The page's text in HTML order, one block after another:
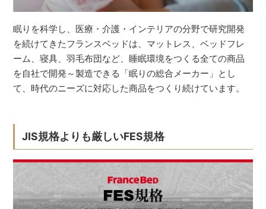
眠りを科学し、医療・介護・インテリアの分野で研究開発
を続けてきたフランスベッドは、マットレス、ベッドフレ
ーム、寝具、羽毛布団など、睡眠環境をつくる全ての商品
を自社で開発～製造できる「眠りの総合メーカー」とし
て、時代のニーズに対応した商品をつくり続けています。
JIS規格よりも厳しいFES規格